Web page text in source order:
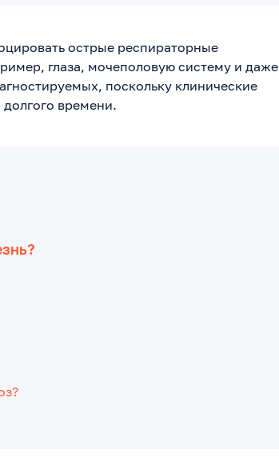
острые респираторные
глаза, мочеполовую систему и даже
поскольку клинические
времени.